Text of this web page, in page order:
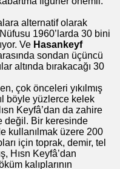
alternatif olarak
1960’larda 30 bini
Ve Hasankeyf
sondan üçüncü
altında bırakacağı 30
çok önceleri yıkılmış
böyle yüzlerce kelek
Keyfâ’dan da zahire
değil. Bir keresinde
kullanılmak üzere 200
için toprak, demir, tel
Hısn Keyfâ’dan
kalıplarının